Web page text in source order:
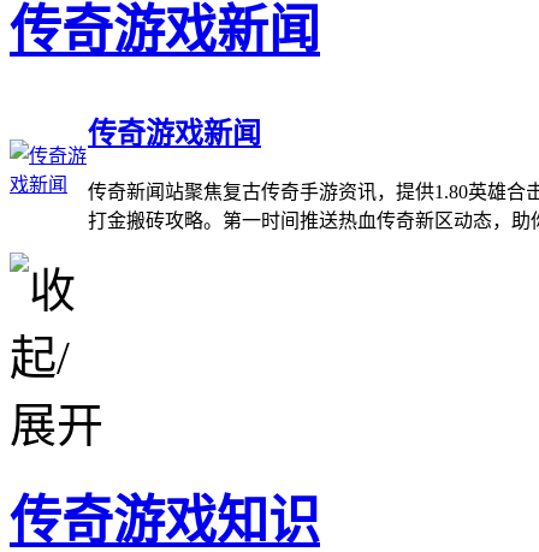
传奇游戏新闻
传奇游戏新闻
传奇新闻站聚焦复古传奇手游资讯，提供1.80英雄合
打金搬砖攻略。第一时间推送热血传奇新区动态，助
传奇游戏知识